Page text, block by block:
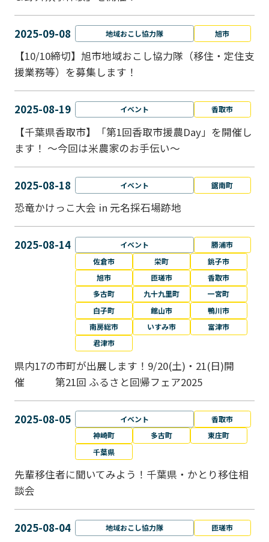
2025-09-08 地域おこし協力隊 旭市
【10/10締切】旭市地域おこし協力隊（移住・定住支
援業務等）を募集します！
2025-08-19 イベント 香取市
【千葉県香取市】「第1回香取市援農Day」を開催し
ます！ ～今回は米農家のお手伝い～
2025-08-18 イベント 鋸南町
恐竜かけっこ大会 in 元名採石場跡地
2025-08-14 イベント
勝浦市
佐倉市
栄町
銚子市
旭市
匝瑳市
香取市
多古町
九十九里町
一宮町
白子町
館山市
鴨川市
南房総市
いすみ市
富津市
君津市
県内17の市町が出展します！9/20(土)・21(日)開
催 第21回 ふるさと回帰フェア2025
2025-08-05 イベント
香取市
神崎町
多古町
東庄町
千葉県
先輩移住者に聞いてみよう！千葉県・かとり移住相
談会
2025-08-04 地域おこし協力隊 匝瑳市